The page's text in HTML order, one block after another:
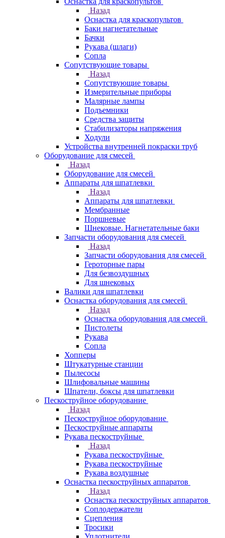
Назад
Оснастка для краскопультов
Баки нагнетательные
Бачки
Рукава (шлаги)
Сопла
Сопутствующие товары
Назад
Сопутствующие товары
Измерительные приборы
Малярные лампы
Подъемники
Средства защиты
Стабилизаторы напряжения
Ходули
Устройства внутренней покраски труб
Оборудование для смесей
Назад
Оборудование для смесей
Аппараты для шпатлевки
Назад
Аппараты для шпатлевки
Мембранные
Поршневые
Шнековые. Нагнетательные баки
Запчасти оборудования для смесей
Назад
Запчасти оборудования для смесей
Героторные пары
Для безвоздушных
Для шнековых
Валики для шпатлевки
Оснастка оборудования для смесей
Назад
Оснастка оборудования для смесей
Пистолеты
Рукава
Сопла
Хопперы
Штукатурные станции
Пылесосы
Шлифовальные машины
Шпатели, боксы для шпатлевки
Пескоструйное оборудование
Назад
Пескоструйное оборудование
Пескоструйные аппараты
Рукава пескоструйные
Назад
Рукава пескоструйные
Рукава пескоструйные
Рукава воздушные
Оснастка пескоструйных аппаратов
Назад
Оснастка пескоструйных аппаратов
Соплодержатели
Сцепления
Тросики
Уплотнители